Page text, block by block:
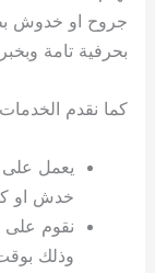
جروح او خدوش
بحرفية تامة
كما نقدم الخدمات
يعمل على
خدش او
نقوم على
وذلك